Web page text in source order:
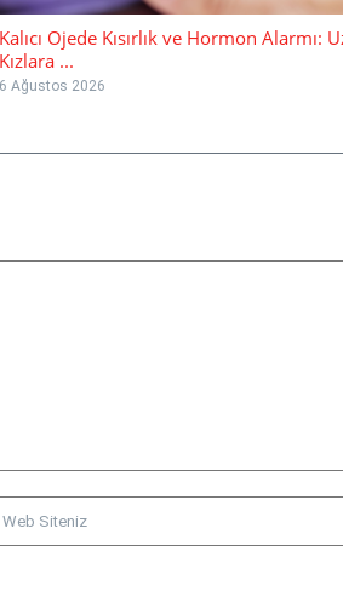
Kalıcı Ojede Kısırlık ve Hormon Alarmı:
Kızlara ...
6 Ağustos 2026